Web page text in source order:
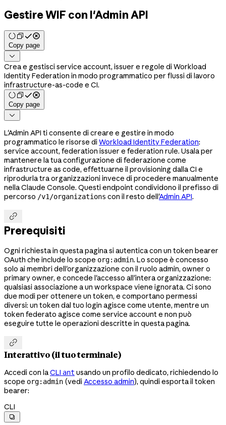
Gestire WIF con l'Admin API
Copy page

Crea e gestisci service account, issuer e regole di Workload
Identity Federation in modo programmatico per flussi di lavoro
infrastructure-as-code e CI.
Copy page

L'Admin API ti consente di creare e gestire in modo
programmatico le risorse di Workload Identity Federation:
service account, federation issuer e federation rule. Usala per
mantenere la tua configurazione di federazione come
infrastructure as code, effettuarne il provisioning dalla CI e
riprodurla tra organizzazioni invece di procedere manualmente
nella Claude Console. Questi endpoint condividono il prefisso di
percorso /v1/organizations con il resto dell'Admin API.

Prerequisiti
Ogni richiesta in questa pagina si autentica con un token bearer
OAuth che include lo scope org:admin. Lo scope è concesso
solo ai membri dell'organizzazione con il ruolo admin, owner o
primary owner, e concede l'accesso all'intera organizzazione:
qualsiasi associazione a un workspace viene ignorata. Ci sono
due modi per ottenere un token, e comportano permessi
diversi: un token dal tuo login agisce come utente, mentre un
token federato agisce come service account e non può
eseguire tutte le operazioni descritte in questa pagina.

Interattivo (il tuo terminale)
Accedi con laCLI ant usando un profilo dedicato, richiedendo lo
scope org:admin (vedi Accesso admin), quindi esporta il token
bearer:
CLI
